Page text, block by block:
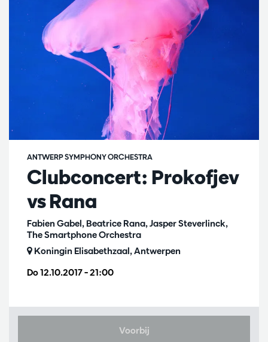
Clubconcert: Prokofjev
vs Rana
Fabien Gabel, Beatrice Rana, Jasper Steverlinck,
The Smartphone Orchestra
ANTWERP SYMPHONY ORCHESTRA
Do 12.10.2017– 21:00
Koningin Elisabethzaal, Antwerpen
Voorbij